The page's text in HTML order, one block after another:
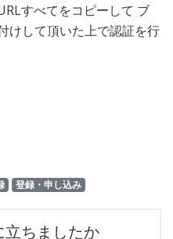
すべてをコピーして ブ
けして頂いた上で認証を行
登録・申し込み
立ちましたか